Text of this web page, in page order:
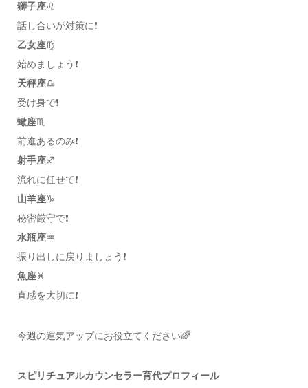
獅子座♌️
話し合いが対策に❗️
乙女座♍️
始めましょう❗️
天秤座♎️
受け身で❗️
蠍座♏️
前進あるのみ❗️
射手座♐️
流れに任せて❗️
山羊座♑️
秘密厳守で❗️
水瓶座♒️
振り出しに戻りましょう❗️
魚座♓️
直感を大切に❗️
今週の運気アップにお役立てください🌈
スピリチュアルカウンセラー育代プロフィール